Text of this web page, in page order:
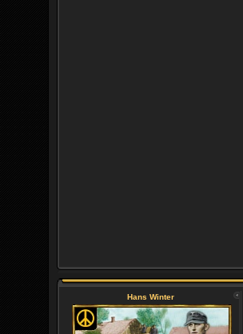
Hans Winter